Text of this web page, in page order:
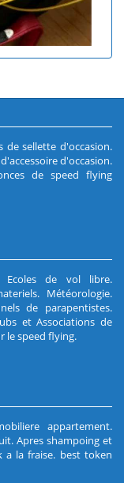
de sellette d'occasion.
d'occasion.
de speed flying
Ecoles de vol libre.
. Météorologie.
de parapentistes.
et Associations de
le speed flying.
appartement.
. Apres shampoing et
a la fraise. best token